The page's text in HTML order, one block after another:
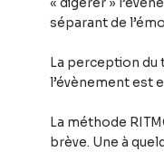
« digérer »
séparant de
La perception du
l’évènement est
La méthode
brève. Une à